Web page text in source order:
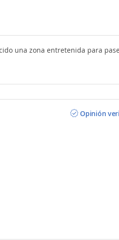
una zona entretenida para
Opinión